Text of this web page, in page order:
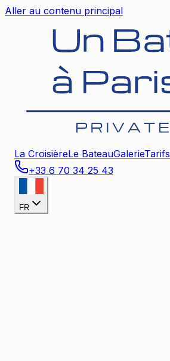
Aller au contenu principal
La CroisièreLe BateauGalerieTarifs
+33 6 70 34 25 43
FR